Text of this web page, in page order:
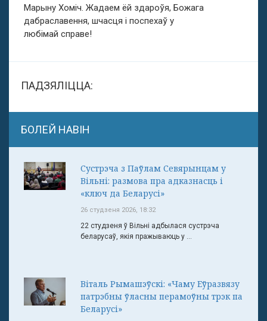
Марыну Хоміч. Жадаем ёй здароўя, Божага
дабраславення, шчасця і поспехаў у
любімай справе!
ПАДЗЯЛІЦЦА:
БОЛЕЙ НАВІН
Сустрэча з Паўлам Севярынцам у
Вільні: размова пра адказнасць і
«ключ да Беларусі»
26 студзеня 2026, 18:32
22 студзеня ў Вільні адбылася сустрэча
беларусаў, якія пражываюць у ...
Віталь Рымашэўскі: «Чаму Еўразвязу
патрэбны ўласны перамоўны трэк па
Беларусі»